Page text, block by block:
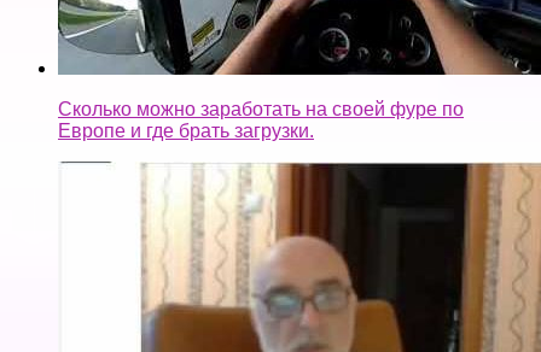
Сколько можно заработать на своей фуре по
Европе и где брать загрузки.